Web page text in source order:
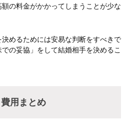
の料金がかかってしまうことが少な
めるためには安易な判断をすべきで
の妥協」をして結婚相手を決めるこ
用まとめ